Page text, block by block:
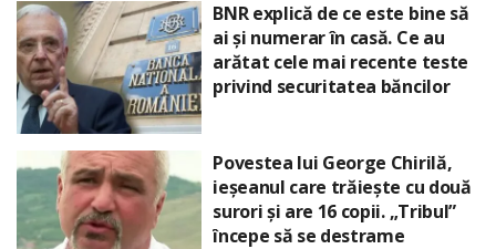
BNR explică de ce este bine să
ai și numerar în casă. Ce au
arătat cele mai recente teste
privind securitatea băncilor
Povestea lui George Chirilă,
ieșeanul care trăiește cu două
surori și are 16 copii. „Tribul”
începe să se destrame